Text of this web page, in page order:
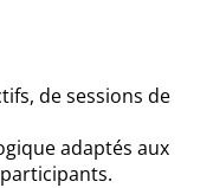
de sessions de
adaptés aux